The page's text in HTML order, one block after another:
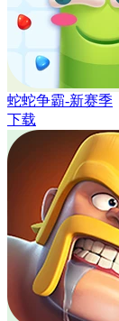
蛇蛇争霸-新赛季
下载